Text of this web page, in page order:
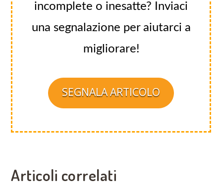
incomplete o inesatte? Inviaci
una segnalazione per aiutarci a
migliorare!
SEGNALA ARTICOLO
Articoli correlati